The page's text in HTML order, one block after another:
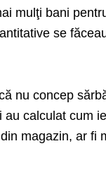
mulţi bani
se
nu concep
calculat cum
magazin, ar fi